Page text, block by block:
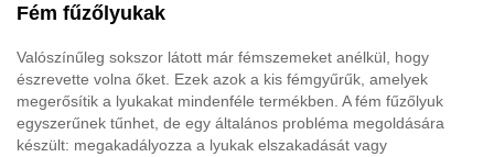
Fém fűzőlyukak
Valószínűleg sokszor látott már fémszemeket anélkül, hogy
észrevette volna őket. Ezek azok a kis fémgyűrűk, amelyek
megerősítik a lyukakat mindenféle termékben. A fém fűzőlyuk
egyszerűnek tűnhet, de egy általános probléma megoldására
készült: megakadályozza a lyukak elszakadását vagy